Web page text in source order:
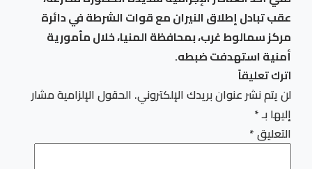
عقب تبادل إطلاق النيران مع قوات الشرطة في دائرة
مركز سمالوط غرب، بمحافظة المنيا، خلال مأمورية
أمنية استهدفت ضبطه.
اترك تعليقاً
لن يتم نشر عنوان بريدك الإلكتروني. الحقول الإلزامية مشار
إليها بـ*
التعليق*